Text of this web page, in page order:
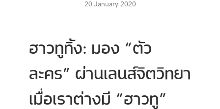
20 January 2020
ฮาวทูทิ้ง: มอง “ตัว
ละคร” ผ่านเลนส์จิตวิทยา
เมื่อเราต่างมี “ฮาวทู”